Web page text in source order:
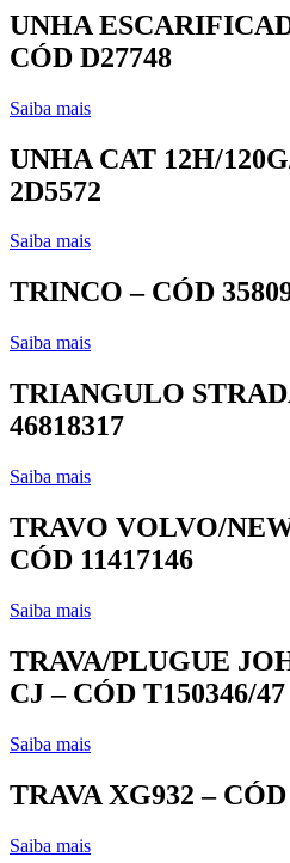
UNHA
CÓD D27748
Saiba mais
UNHA CAT 12H/
2D5572
Saiba mais
TRINCO – CÓD
Saiba mais
TRIANGULO
46818317
Saiba mais
TRAVO VOLVO/
CÓD 11417146
Saiba mais
TRAVA/PLUGUE
CJ – CÓD T150346/47
Saiba mais
TRAVA XG932 –
Saiba mais